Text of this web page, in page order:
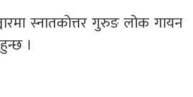
स्नातकोत्तर गुरुङ लोक गायन
।